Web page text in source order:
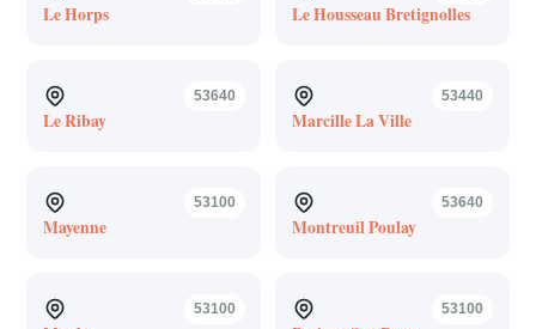
Le Horps Le Housseau Bretignolles
53640
Le Ribay
53440
Marcille La Ville
53100
Mayenne
53640
Montreuil Poulay
53100 53100